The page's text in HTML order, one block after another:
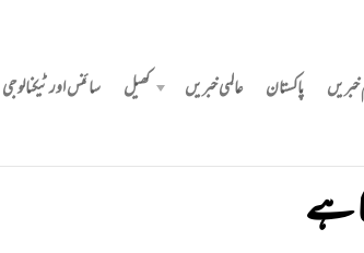
پاکستان عالمی خبریں کھیل سائنس اور ٹیکنالوجی
ہے